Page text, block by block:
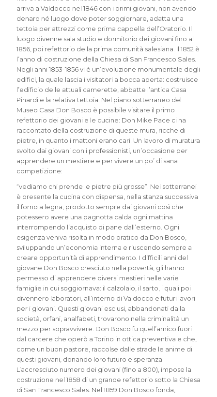
arriva a Valdocco nel 1846 con i primi giovani, non avendo
denaro né luogo dove poter soggiornare, adatta una
tettoia per attrezzi come prima cappella dell’Oratorio. Il
luogo divenne sala studio e dormitorio dei giovani fino al
1856, poi refettorio della prima comunità salesiana. Il 1852 è
l’anno di costruzione della Chiesa di San Francesco Sales.
Negli anni 1853-1856 vi è un’evoluzione monumentale degli
edifici, la quale lascia i visitatori a bocca aperta: costruisce
l’edificio delle attuali camerette, abbatte l’antica Casa
Pinardi e la relativa tettoia. Nel piano sotterraneo del
Museo Casa Don Bosco è possibile visitare il primo
refettorio dei giovani e le cucine: Don Mike Pace ci ha
raccontato della costruzione di queste mura, ricche di
pietre, in quanto i mattoni erano cari. Un lavoro di muratura
svolto dai giovani con i professionisti, un’occasione per
apprendere un mestiere e per vivere un po’ di sana
competizione:
“vediamo chi prende le pietre più grosse”. Nei sotterranei
è presente la cucina con dispensa, nella stanza successiva
il forno a legna, prodotto sempre dai giovani così che
potessero avere una pagnotta calda ogni mattina
interrompendo l’acquisto di pane dall’esterno. Ogni
esigenza veniva risolta in modo pratico da Don Bosco,
sviluppando un’economia interna e riuscendo sempre a
creare opportunità di apprendimento. I difficili anni del
giovane Don Bosco cresciuto nella povertà, gli hanno
permesso di apprendere diversi mestieri nelle varie
famiglie in cui soggiornava: il calzolaio, il sarto, i quali poi
divennero laboratori, all’interno di Valdocco e futuri lavori
per i giovani. Questi giovani esclusi, abbandonati dalla
società, orfani, analfabeti, trovarono nella criminalità un
mezzo per sopravvivere. Don Bosco fu quell’amico fuori
dal carcere che operò a Torino in ottica preventiva e che,
come un buon pastore, raccolse dalle strade le anime di
questi giovani, donando loro futuro e speranza.
L’accresciuto numero dei giovani (fino a 800), impose la
costruzione nel 1858 di un grande refettorio sotto la Chiesa
di San Francesco Sales. Nel 1859 Don Bosco fonda,